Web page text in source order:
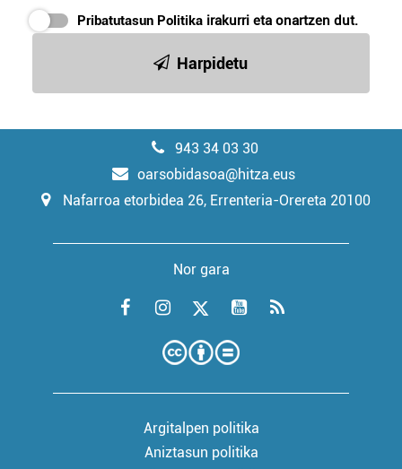
Pribatutasun Politika irakurri eta onartzen dut.
Harpidetu
943 34 03 30
oarsobidasoa@hitza.eus
Nafarroa etorbidea 26, Errenteria-Orereta 20100
Nor gara
Argitalpen politika
Aniztasun politika